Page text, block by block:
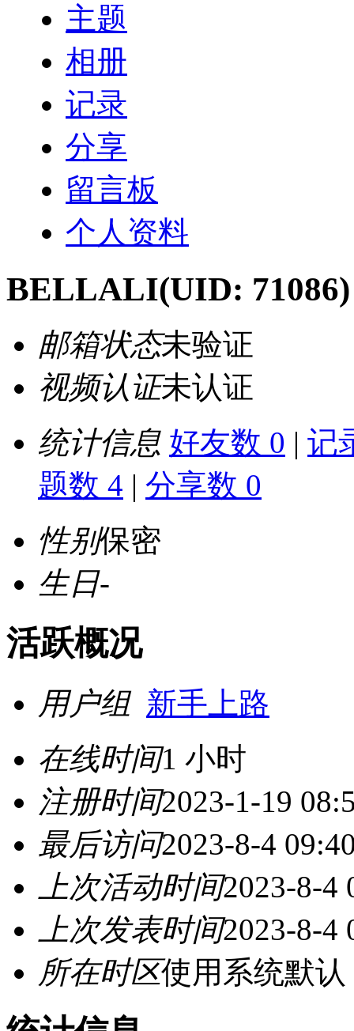
主题
相册
记录
分享
留言板
个人资料
BELLALI(UID: 71086)
邮箱状态未验证
视频认证未认证
统计信息 好友数 0 | 记
题数 4 | 分享数 0
性别保密
生日-
活跃概况
用户组 新手上路
在线时间1 小时
注册时间2023-1-19
最后访问2023-8-4
上次活动时间2023-8-4
上次发表时间2023-8-4
所在时区使用系统默认